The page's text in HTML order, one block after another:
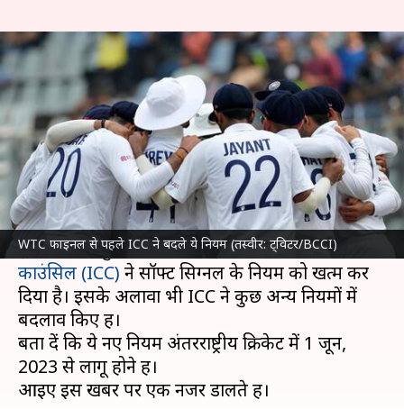
WTC फाइनल से पहले ICC ने बदले ये नियम (तस्वीर: ट्विटर/BCCI)
WTC फाइनल से पहले ICC ने सॉफ्ट
सिग्नल समेत बदले ये नियम
लेखन अंकित पसबोला May 15, 2023 07:49 pm
क्या है खबर?
विश्व टेस्ट चैंपियनशिप (WTC)के दूसरे चक्र का फाइनल
भारत और ऑस्ट्रेलिया के बीच 7 जून, 2023 से होना है।
इस खिताबी मुकाबले से पहलेइंटरनेशनल क्रिकेट
काउंसिल (ICC) ने सॉफ्ट सिग्नल के नियम को खत्म कर
दिया है। इसके अलावा भी ICC ने कुछ अन्य नियमों में
बदलाव किए हैं।
बता दें कि ये नए नियम अंतरराष्ट्रीय क्रिकेट में 1 जून,
2023 से लागू होने हैं।